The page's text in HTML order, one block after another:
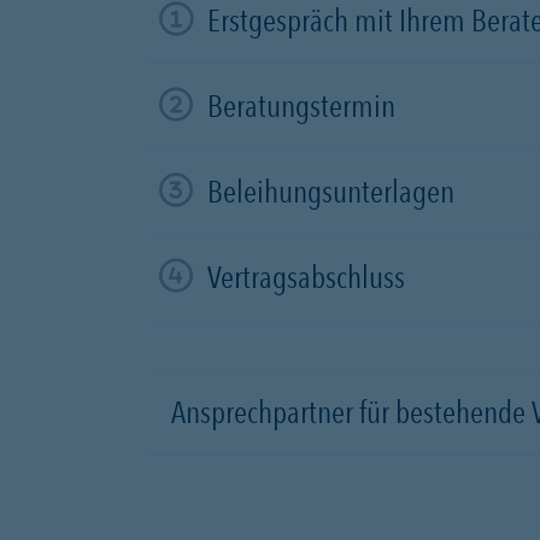
Erstgespräch mit Ihrem
Beratungstermin
Beleihungsunterlagen
Vertragsabschluss
Ansprechpartner für bestehende